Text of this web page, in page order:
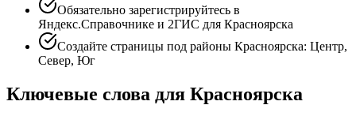
Обязательно зарегистрируйтесь в
Яндекс.Справочнике и 2ГИС для Красноярска
Создайте страницы под районы Красноярска: Центр,
Север, Юг
Ключевые слова для Красноярска